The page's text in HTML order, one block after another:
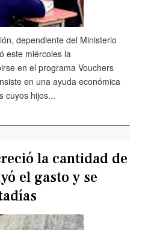
dependiente del Ministerio
este miércoles la
en el programa Vouchers
en una ayuda económica
cuyos hijos...
la cantidad de
el gasto y se